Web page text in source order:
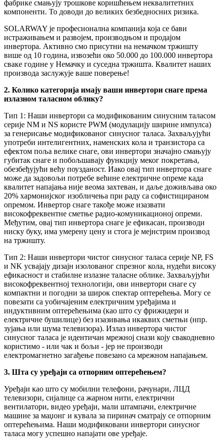
фабрике смањују трошкове коришћењем неквалитетних
компоненти. То доводи до великих безбедносних ризика.
SOLARWAY је професионална компанија која се бави
истраживањем и развојем, производњом и продајом
инвертора. Активно смо присутни на немачком тржишту
више од 10 година, извозећи око 50.000 до 100.000 инвертора
сваке године у Немачку и суседна тржишта. Квалитет наших
производа заслужује ваше поверење!
2. Колико категорија имају ваши инвертори снаге према
излазном таласном облику?
Тип 1: Наши инвертори са модификованим синусним таласом
серије NM и NS користе PWM (модулацију ширине импулса)
за генерисање модификованог синусног таласа. Захваљујући
употреби интелигентних, наменских кола и транзистора са
ефектом поља велике снаге, ови инвертори значајно смањују
губитак снаге и побољшавају функцију меког покретања,
обезбеђујући већу поузданост. Иако овај тип инвертора снаге
може да задовољи потребе већине електричне опреме када
квалитет напајања није веома захтеван, и даље доживљава око
20% хармонијског изобличења при раду са софистицираном
опремом. Инвертор снаге такође може изазвати
високофреквентне сметње радио-комуникационој опреми.
Међутим, овај тип инвертора снаге је ефикасан, производи
ниску буку, има умерену цену и стога је мејнстрим производ
на тржишту.
Тип 2: Наши инвертори чистог синусног таласа серије NP, FS
и NK усвајају дизајн изолованог спрезног кола, нудећи високу
ефикасност и стабилне излазне таласне облике. Захваљујући
високофреквентној технологији, ови инвертори снаге су
компактни и погодни за широк спектар оптерећења. Могу се
повезати са уобичајеним електричним уређајима и
индуктивним оптерећењима (као што су фрижидери и
електричне бушилице) без изазивања икаквих сметњи (нпр.
зујања или шума телевизора). Излаз инвертора чистог
синусног таласа је идентичан мрежној снази коју свакодневно
користимо - или чак и бољи - јер не производи
електромагнетно загађење повезано са мрежном напајањем.
3. Шта су уређаји са отпорним оптерећењем?
Уређаји као што су мобилни телефони, рачунари, ЛЦД
телевизори, сијалице са жарном нити, електрични
вентилатори, видео уређаји, мали штампачи, електричне
машине за маџонг и кувала за пиринач сматрају се отпорним
оптерећењима. Наши модификовани инвертори синусног
таласа могу успешно напајати ове уређаје.